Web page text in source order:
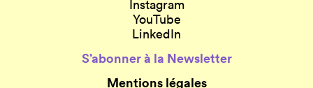
Instagram
YouTube
LinkedIn
S’abonner à la Newsletter
Mentions légales